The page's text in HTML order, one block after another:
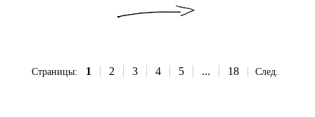
Страницы: 1 2 3 4 5 ... 18 След.